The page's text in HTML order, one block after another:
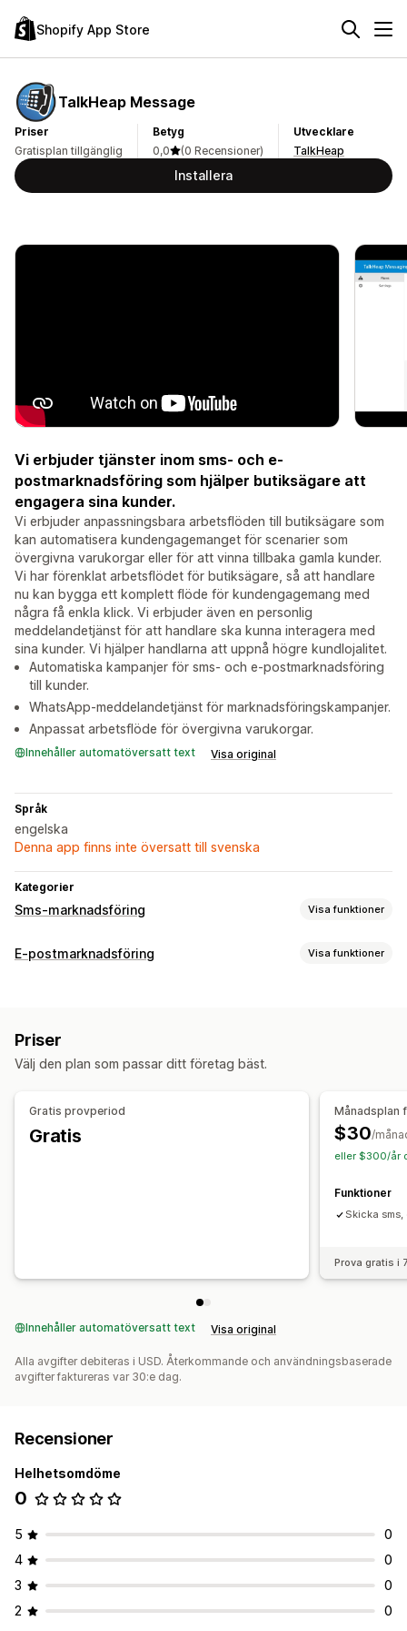
Shopify App Store
TalkHeap Message
Priser
Gratisplan tillgänglig
Betyg
0,0
(0 Recensioner)
Utvecklare
TalkHeap
Installera
Vi erbjuder tjänster inom sms- och e-
postmarknadsföring som hjälper butiksägare att
engagera sina kunder.
Vi erbjuder anpassningsbara arbetsflöden till butiksägare som
kan automatisera kundengagemanget för scenarier som
övergivna varukorgar eller för att vinna tillbaka gamla kunder.
Vi har förenklat arbetsflödet för butiksägare, så att handlare
nu kan bygga ett komplett flöde för kundengagemang med
några få enkla klick. Vi erbjuder även en personlig
meddelandetjänst för att handlare ska kunna interagera med
sina kunder. Vi hjälper handlarna att uppnå högre kundlojalitet.
Automatiska kampanjer för sms- och e-postmarknadsföring
till kunder.
WhatsApp-meddelandetjänst för marknadsföringskampanjer.
Anpassat arbetsflöde för övergivna varukorgar.
Innehåller automatöversatt text Visa original
Språk
engelska
Denna app finns inte översatt till svenska
Kategorier
Sms-marknadsföring Visa funktioner
Kampanjhantering
Automatisering av arbetsflödet
Återställning av varukorg
Produktrekommendationer
E-postmarknadsföring Visa funktioner
Mejl för att vinna tillbaka kunder
Priser
Välj den plan som passar ditt företag bäst.
Gratis provperiod
Gratis
Månadsplan
$30/
eller $300/år
Funktioner
Skicka
Prova gratis i
Innehåller automatöversatt text Visa original
Alla avgifter debiteras i USD. Återkommande och användningsbaserade
avgifter faktureras var 30:e dag.
Recensioner
Helhetsomdöme
0
5
0
4
0
3
0
2
0